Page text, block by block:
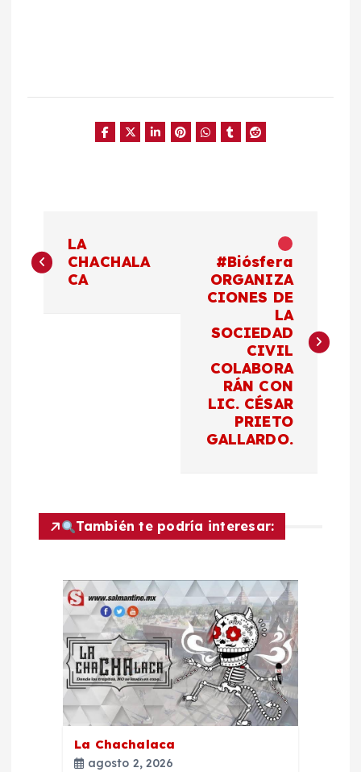
a
ó
LA
CHACHALA
CA
#Biósfera
ORGANIZA
CIONES DE
LA
SOCIEDAD
CIVIL
COLABORA
RÁN CON
LIC. CÉSAR
PRIETO
GALLARDO.
También te podría interesar:
La Chachalaca
agosto 2, 2026